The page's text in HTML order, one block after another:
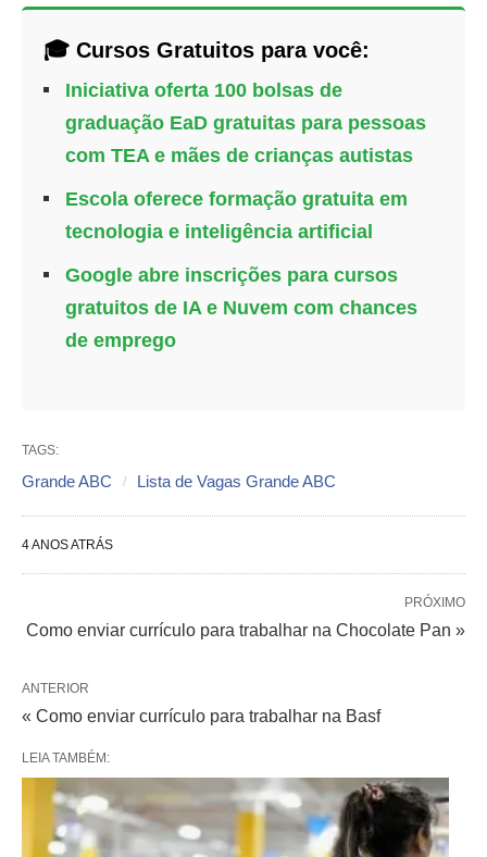
🎓 Cursos Gratuitos para você:
Iniciativa oferta 100 bolsas de
graduação EaD gratuitas para pessoas
com TEA e mães de crianças autistas
Escola oferece formação gratuita em
tecnologia e inteligência artificial
Google abre inscrições para cursos
gratuitos de IA e Nuvem com chances
de emprego
TAGS:
Grande ABC Lista de Vagas Grande ABC
4 ANOS ATRÁS
PRÓXIMO
Como enviar currículo para trabalhar na Chocolate Pan »
ANTERIOR
« Como enviar currículo para trabalhar na Basf
LEIA TAMBÉM: